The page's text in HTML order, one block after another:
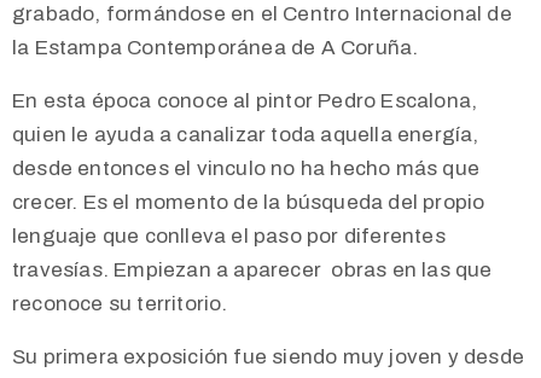
grabado, formándose en el Centro Internacional de
la Estampa Contemporánea de A Coruña.
En esta época conoce al pintor Pedro Escalona,
quien le ayuda a canalizar toda aquella energía,
desde entonces el vinculo no ha hecho más que
crecer. Es el momento de la búsqueda del propio
lenguaje que conlleva el paso por diferentes
travesías. Empiezan a aparecer obras en las que
reconoce su territorio.
Su primera exposición fue siendo muy joven y desde